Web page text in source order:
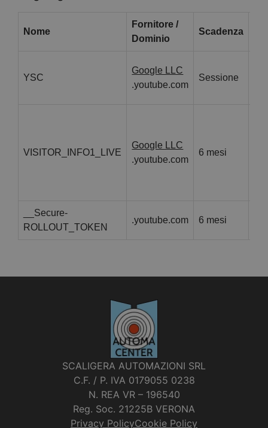
Nome
Fornitore /
Dominio
Scadenza
YSC
Google LLC
.youtube.com
Sessione
VISITOR_INFO1_LIVE
Google LLC
.youtube.com
6 mesi
__Secure-
ROLLOUT_TOKEN
.youtube.com 6 mesi
SCALIGERA AUTOMAZIONI SRL
C.F. / P. IVA 0179055 0238
N. REA VR – 196540
Reg. Soc. 21225B VERONA
Privacy PolicyCookie Policy